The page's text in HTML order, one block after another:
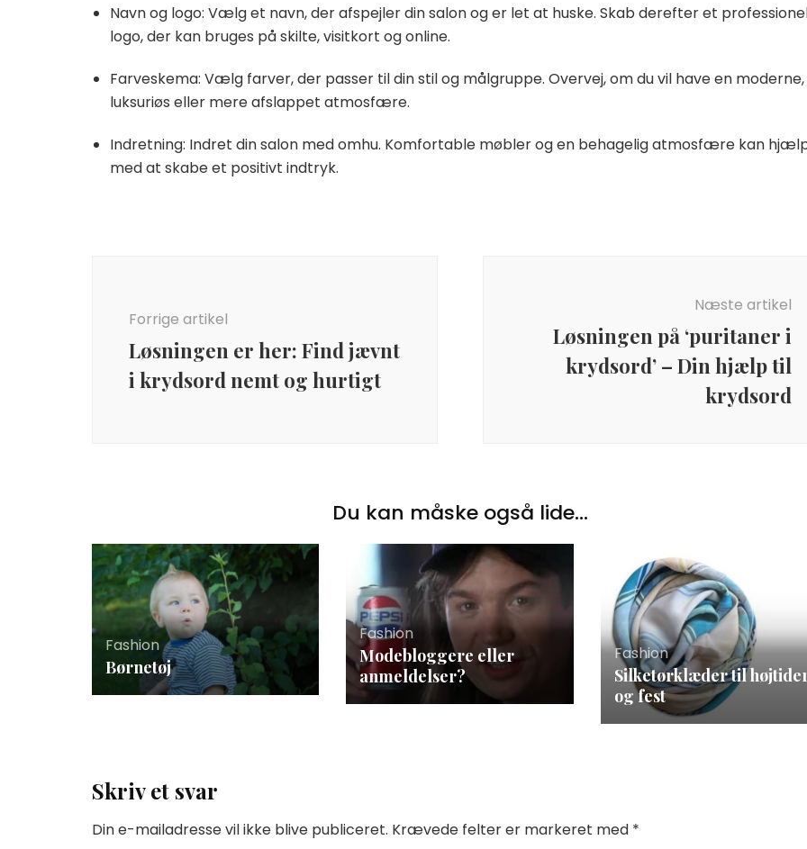
Navn og logo: Vælg et navn, der afspejler din salon og er let at huske. Skab derefter et
logo, der kan bruges på skilte, visitkort og online.
Farveskema: Vælg farver, der passer til din stil og målgruppe. Overvej, om du vil have en moderne,
luksuriøs eller mere afslappet atmosfære.
Indretning: Indret din salon med omhu. Komfortable møbler og en behagelig atmosfære kan
med at skabe et positivt indtryk.
Forrige artikel
Løsningen er her: Find jævnt
i krydsord nemt og hurtigt
Næste artikel
Løsningen på ‘puritaner i
krydsord’ – Din hjælp til
krydsord
Du kan måske også lide...
Fashion
Børnetøj
Fashion
Modebloggere eller
anmeldelser?
Fashion
Silketørklæder til
og fest
Skriv et svar
Din e-mailadresse vil ikke blive publiceret. Krævede felter er markeret med *